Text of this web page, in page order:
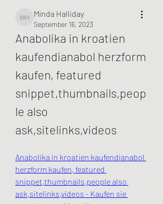
Minda Halliday
Minda Halliday
September 16, 2023
Anabolika in kroatien
kaufendianabol herzform
kaufen, featured
snippet,thumbnails,peop
le also
ask,sitelinks,videos
Anabolika in kroatien kaufendianabol
herzform kaufen, featured
snippet,thumbnails,people also
ask,sitelinks,videos - Kaufen sie